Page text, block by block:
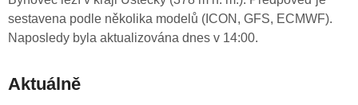
sestavena podle několika modelů (ICON, GFS, ECMWF).
Naposledy byla aktualizována dnes v 14:00.
Aktuálně